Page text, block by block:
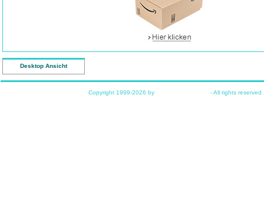
Desktop Ansicht
Copyright 1999-2026 by - All rights reserved.